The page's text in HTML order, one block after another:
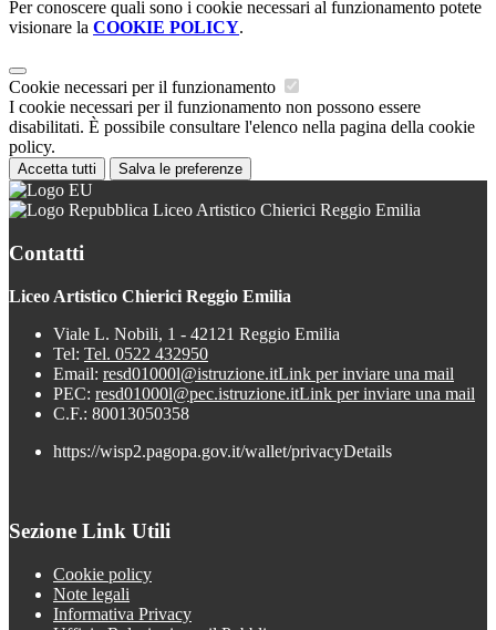
Per conoscere quali sono i cookie necessari al funzionamento potete
visionare la COOKIE POLICY.
Cookie necessari per il funzionamento
I cookie necessari per il funzionamento non possono essere
disabilitati. È possibile consultare l'elenco nella pagina della cookie
policy.
Accetta tutti Salva le preferenze
Liceo Artistico Chierici Reggio Emilia
Contatti
Liceo Artistico Chierici Reggio Emilia
Viale L. Nobili, 1 - 42121 Reggio Emilia
Tel: Tel. 0522 432950
Email: resd01000l@istruzione.itLink per inviare una mail
PEC: resd01000l@pec.istruzione.itLink per inviare una mail
C.F.: 80013050358
https://wisp2.pagopa.gov.it/wallet/privacyDetails
Sezione Link Utili
Cookie policy
Note legali
Informativa Privacy